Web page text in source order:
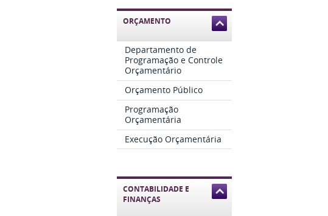
ORÇAMENTO
Departamento de
Programação e Controle
Orçamentário
Orçamento Público
Programação
Orçamentária
Execução Orçamentária
CONTABILIDADE E
FINANÇAS